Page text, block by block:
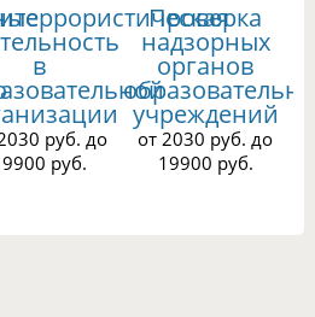
в
руб. до
руб.
Проверка
надзорных
органов
учреждений
от 2030 руб. до
19900 руб.